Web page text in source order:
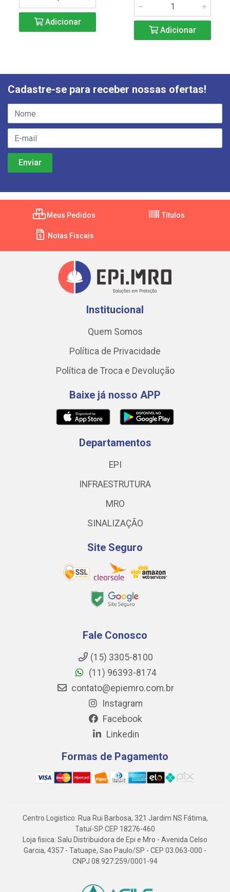
Adicionar
Adicionar
Cadastre-se para receber nossas ofertas!
Meus Pedidos Títulos
Notas Fiscais
Institucional
Quem Somos
Política de Privacidade
Política de Troca e Devolução
Baixe já nosso APP
Departamentos
EPI
INFRAESTRUTURA
MRO
SINALIZAÇÃO
Site Seguro
Fale Conosco
(15) 3305-8100
(11) 96393-8174
contato@epiemro.com.br
Instagram
Facebook
Linkedin
Formas de Pagamento
Centro Logistico: Rua Rui Barbosa, 321 Jardim NS Fátima,
Tatuí-SP CEP 18276-460
Loja fisica: Salu Distribuidora de Epi e Mro - Avenida Celso
Garcia, 4357 - Tatuape, Sao Paulo/SP - CEP 03.063-000 -
CNPJ 08.927.259/0001-94